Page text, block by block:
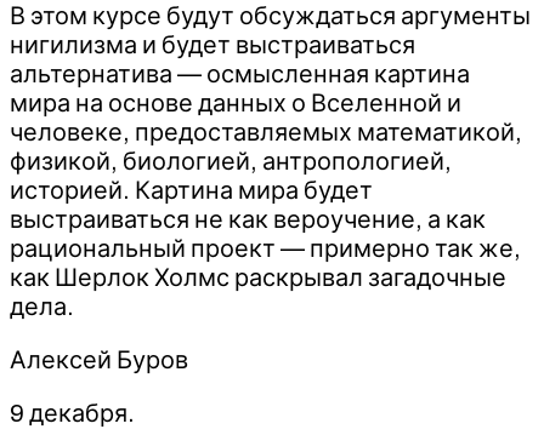
В этом курсе будут обсуждаться аргументы
нигилизма и будет выстраиваться
альтернатива — осмысленная картина
мира на основе данных о Вселенной и
человеке, предоставляемых математикой,
физикой, биологией, антропологией,
историей. Картина мира будет
выстраиваться не как вероучение, а как
рациональный проект — примерно так же,
как Шерлок Холмс раскрывал загадочные
дела.
Алексей Буров
9 декабря.